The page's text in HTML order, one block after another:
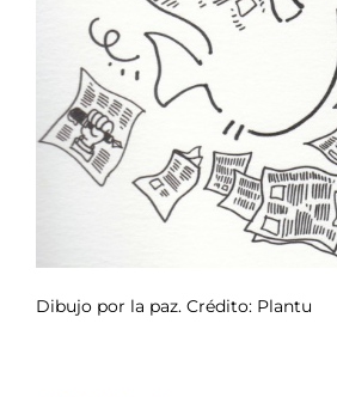
Dibujo por la paz. Crédito: Plantu